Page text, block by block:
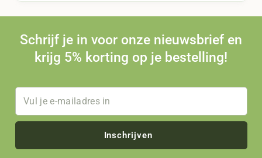
Schrijf je in voor onze nieuwsbrief en
krijg 5% korting op je bestelling!
Inschrijven